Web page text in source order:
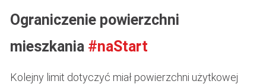
Ograniczenie powierzchni
mieszkania #naStart
Kolejny limit dotyczyć miał powierzchni użytkowej